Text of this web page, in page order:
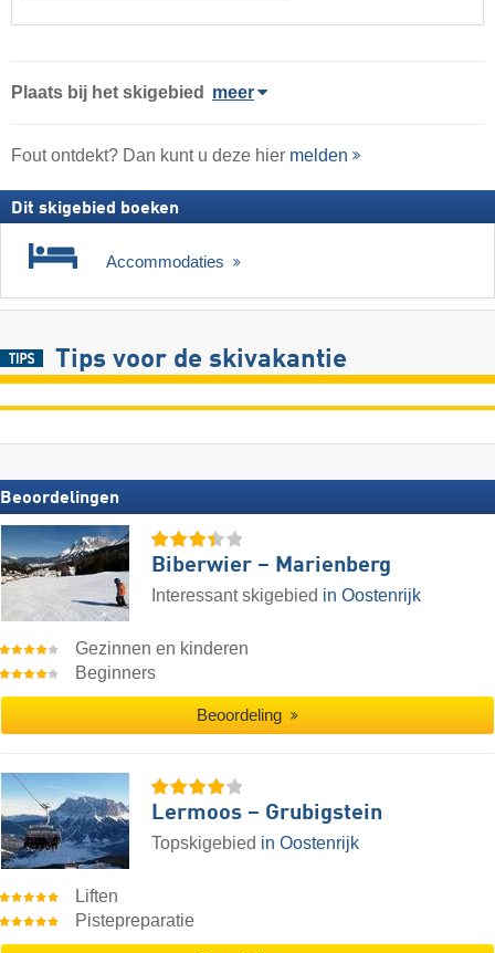
Plaats bij het skigebied meer
Fout ontdekt? Dan kunt u deze hier melden
Dit skigebied boeken
Accommodaties
Tips voor de skivakantie
Beoordelingen
Biberwier – Marienberg
Interessant skigebied in Oostenrijk
Gezinnen en kinderen
Beginners
Beoordeling
Lermoos – Grubigstein
Topskigebied in Oostenrijk
Liften
Pistepreparatie